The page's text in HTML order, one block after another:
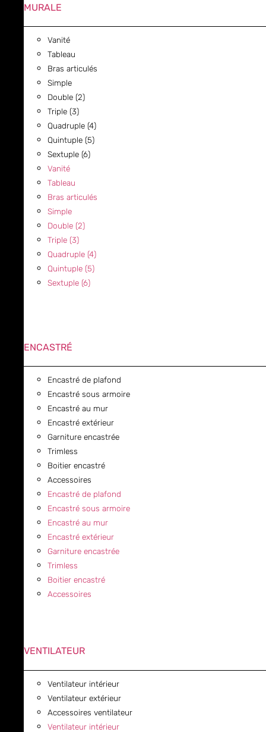
MURALE
Vanité
Tableau
Bras articulés
Simple
Double (2)
Triple (3)
Quadruple (4)
Quintuple (5)
Sextuple (6)
Vanité
Tableau
Bras articulés
Simple
Double (2)
Triple (3)
Quadruple (4)
Quintuple (5)
Sextuple (6)
ENCASTRÉ
Encastré de plafond
Encastré sous armoire
Encastré au mur
Encastré extérieur
Garniture encastrée
Trimless
Boitier encastré
Accessoires
Encastré de plafond
Encastré sous armoire
Encastré au mur
Encastré extérieur
Garniture encastrée
Trimless
Boitier encastré
Accessoires
VENTILATEUR
Ventilateur intérieur
Ventilateur extérieur
Accessoires ventilateur
Ventilateur intérieur